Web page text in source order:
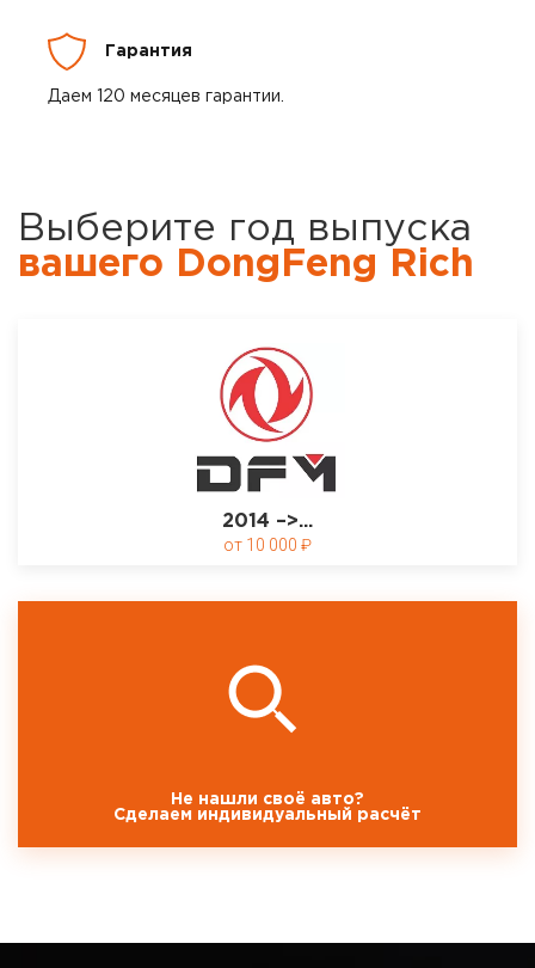
Гарантия
Даем 120 месяцев гарантии.
Выберите год выпуска
вашего DongFeng Rich
2014 –>...
10 000
Не нашли своё авто?
Сделаем индивидуальный расчёт